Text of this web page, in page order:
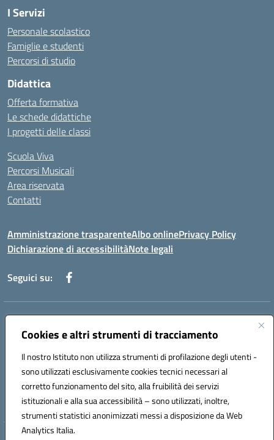
Cookies e altri strumenti di tracciamento
Il nostro Istituto non utilizza strumenti di profilazione degli utenti -
sono utilizzati esclusivamente cookies tecnici necessari al
corretto funzionamento del sito, alla fruibilità dei servizi
istituzionali e alla sua accessibilità – sono utilizzati, inoltre,
strumenti statistici anonimizzati messi a disposizione da Web
Analytics Italia.
I Servizi
Personale scolastico
Famiglie e studenti
Percorsi di studio
Didattica
Offerta formativa
Le schede didattiche
I progetti delle classi
Scuola Viva
Percorsi Musicali
Area riservata
Contatti
Amministrazione trasparenteAlbo onlinePrivacy Policy
Dichiarazione di accessibilitàNote legali
Seguici su:
Indirizzo:
Centralino:089868360 Email:saic857007@istruzione.it
Codice fiscale: 80025860653
Codice meccanografico:
SAIC857007
Codice Indice delle Pubbliche Amministrazioni (IPA): istsc_saic857007